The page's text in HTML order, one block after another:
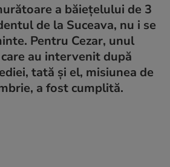
a băiețelului de 3
de la Suceava, nu i se
Pentru Cezar, unul
au intervenit după
tată și el, misiunea de
a fost cumplită.